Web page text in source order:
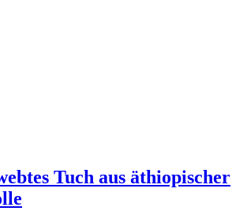
Tuch aus äthiopischer